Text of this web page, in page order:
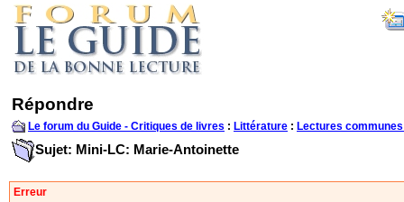
Répondre
Le forum du Guide - Critiques de livres : Littérature : Lectures
Sujet: Mini-LC: Marie-Antoinette
Erreur